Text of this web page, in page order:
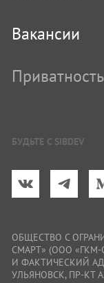
БУДЬТЕ С SIBDEV
Вакансии
Приватность
ОБЩЕСТВО С
СМАРТ» (ООО
И ФАКТИЧЕСКИЙ
УЛЬЯНОВСК, ПР-КТ